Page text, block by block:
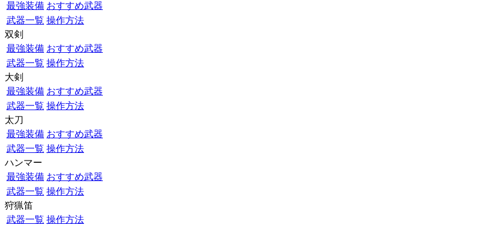
最強装備 おすすめ武器
武器一覧 操作方法
双剣
最強装備 おすすめ武器
武器一覧 操作方法
大剣
最強装備 おすすめ武器
武器一覧 操作方法
太刀
最強装備 おすすめ武器
武器一覧 操作方法
ハンマー
最強装備 おすすめ武器
武器一覧 操作方法
狩猟笛
武器一覧 操作方法